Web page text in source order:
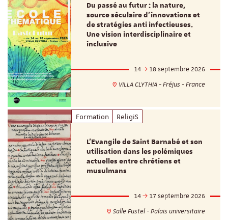
Du passé au futur : la nature,
source séculaire d’innovations et
de stratégies anti infectieuses.
Une vision interdisciplinaire et
inclusive
14
18 septembre 2026
VILLA CLYTHIA - Fréjus - France
Formation ReligiS
L’Evangile de Saint Barnabé et son
utilisation dans les polémiques
actuelles entre chrétiens et
musulmans
14
17 septembre 2026
Salle Fustel - Palais universitaire